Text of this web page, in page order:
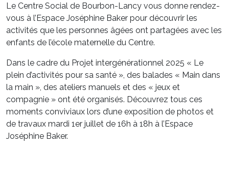
Le Centre Social de Bourbon-Lancy vous donne rendez-
vous à l’Espace Joséphine Baker pour découvrir les
activités que les personnes âgées ont partagées avec les
enfants de l’école maternelle du Centre.
Dans le cadre du Projet intergénérationnel 2025 « Le
plein d’activités pour sa santé », des balades « Main dans
la main », des ateliers manuels et des « jeux et
compagnie » ont été organisés. Découvrez tous ces
moments conviviaux lors d’une exposition de photos et
de travaux mardi 1er juillet de 16h à 18h à l’Espace
Joséphine Baker.